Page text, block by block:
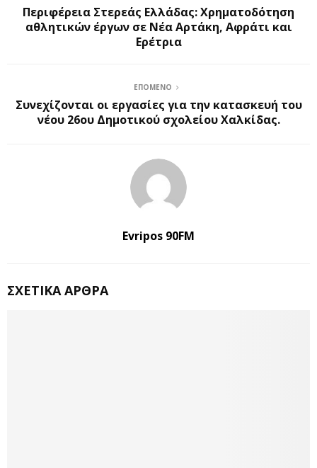
Περιφέρεια Στερεάς Ελλάδας: Χρηματοδότηση
αθλητικών έργων σε Νέα Αρτάκη, Αφράτι και
Ερέτρια
ΕΠΌΜΕΝΟ
Συνεχίζονται οι εργασίες για την κατασκευή του
νέου 26ου Δημοτικού σχολείου Χαλκίδας.
Evripos 90FM
ΣΧΕΤΙΚΆ ΆΡΘΡΑ